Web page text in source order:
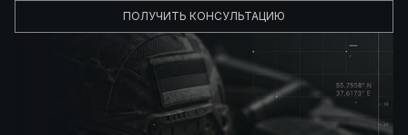
ПОЛУЧИТЬ КОНСУЛЬТАЦИЮ